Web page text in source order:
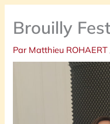
Brouilly
Par Matthieu ROHAERT